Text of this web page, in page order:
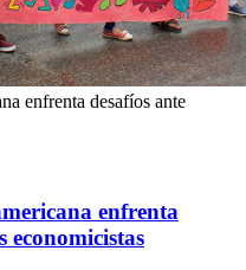
enfrenta desafíos ante
enfrenta
economicistas